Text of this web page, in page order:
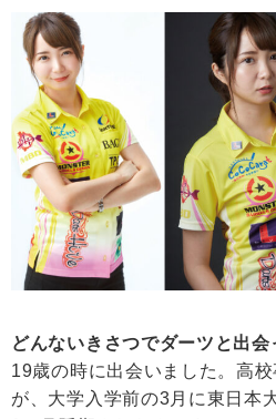
どんないきさつでダーツと出会
19歳の時に出会いました。高
が、大学入学前の3月に東日本